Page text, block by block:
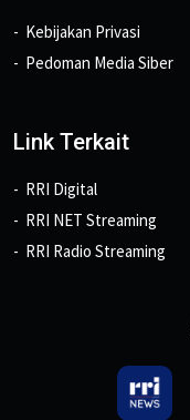
Kebijakan Privasi
Pedoman Media Siber
Link Terkait
RRI Digital
RRI NET Streaming
RRI Radio Streaming